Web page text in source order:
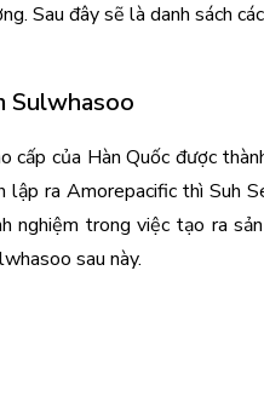
Sau đây sẽ là danh sách
Sulwhasoo
cấp của Hàn Quốc được
lập ra Amorepacific thì Suh
nghiệm trong việc tạo ra
sau này.